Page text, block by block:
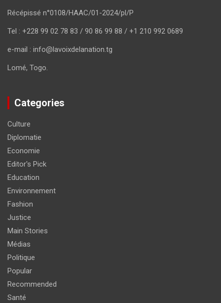
Récépissé n°0108/HAAC/01-2024/pl/P
Tel : +228 99 02 78 83 / 90 86 99 88 / +1 210 992 0689
e-mail : info@lavoixdelanation.tg
Lomé, Togo.
Categories
Culture
Diplomatie
Economie
Editor's Pick
Education
Environnement
Fashion
Justice
Main Stories
Médias
Politique
Popular
Recommended
Santé